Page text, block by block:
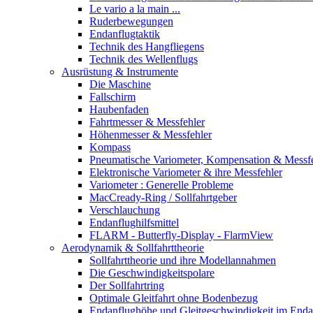
Le vario a la main ...
Ruderbewegungen
Endanflugtaktik
Technik des Hangfliegens
Technik des Wellenflugs
Ausrüstung & Instrumente
Die Maschine
Fallschirm
Haubenfaden
Fahrtmesser & Messfehler
Höhenmesser & Messfehler
Kompass
Pneumatische Variometer, Kompensation &
Elektronische Variometer & ihre Messfehler
Variometer : Generelle Probleme
MacCready-Ring / Sollfahrtgeber
Verschlauchung
Endanflughilfsmittel
FLARM - Butterfly-Display - FlarmView
Aerodynamik & Sollfahrttheorie
Sollfahrttheorie und ihre Modellannahmen
Die Geschwindigkeitspolare
Der Sollfahrtring
Optimale Gleitfahrt ohne Bodenbezug
Endanflughöhe und Gleitgeschwindigkeit im